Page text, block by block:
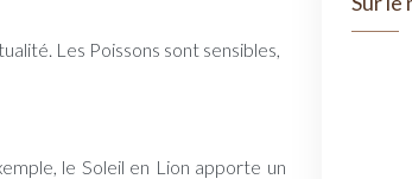
Les Poissons sont sensibles,
le Soleil en Lion apporte un